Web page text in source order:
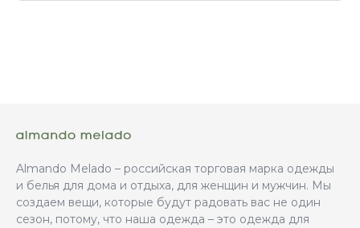
Almando Melado – российская торговая марка одежды
и белья для дома и отдыха, для женщин и мужчин. Мы
создаем вещи, которые будут радовать вас не один
сезон, потому, что наша одежда – это одежда для